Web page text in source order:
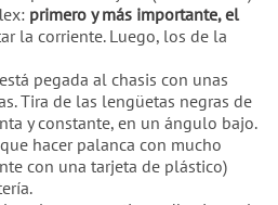
primero y más importante, el
la corriente. Luego, los de la
pegada al chasis con unas
Tira de las lengüetas negras de
y constante, en un ángulo bajo.
hacer palanca con mucho
con una tarjeta de plástico)